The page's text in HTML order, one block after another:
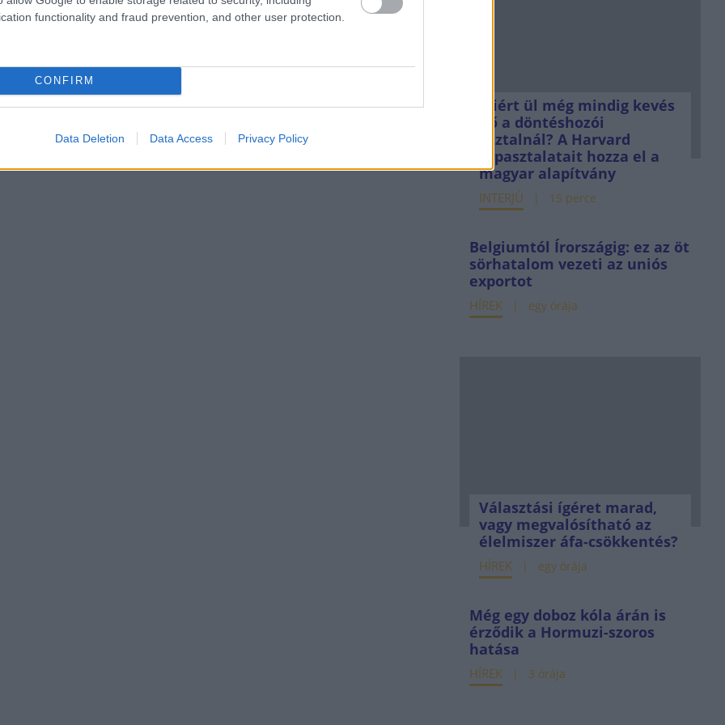
functionality and fraud prevention, and other user protection.
CONFIRM
Data Deletion Data Access Privacy Policy
Miért ül még mindig kevés
nő a döntéshozói
asztalnál? A Harvard
tapasztalatait hozza el a
magyar alapítvány
INTERJÚ 15 perce
Belgiumtól Írországig: ez az öt
sörhatalom vezeti az uniós
exportot
HÍREK egy órája
Választási ígéret marad,
vagy megvalósítható az
élelmiszer áfa-csökkentés?
HÍREK egy órája
Még egy doboz kóla árán is
érződik a Hormuzi-szoros
hatása
HÍREK 3 órája